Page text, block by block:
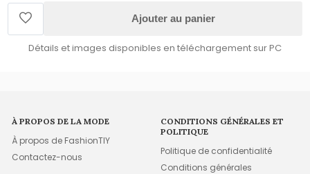
Ajouter au panier
Détails et images disponibles en téléchargement sur PC
À PROPOS DE LA MODE
À propos de FashionTIY
Contactez-nous
CONDITIONS GÉNÉRALES ET
POLITIQUE
Politique de confidentialité
Conditions générales